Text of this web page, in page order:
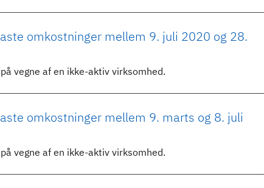
omkostninger mellem 9. juli 2020 og 28.
vegne af en ikke-aktiv virksomhed.
omkostninger mellem 9. marts og 8. juli
vegne af en ikke-aktiv virksomhed.